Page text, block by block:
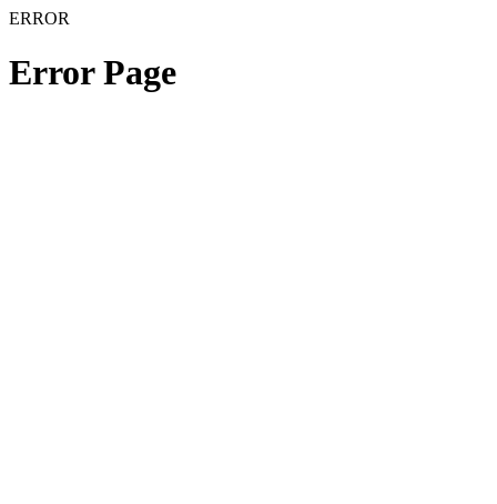
ERROR
Error Page